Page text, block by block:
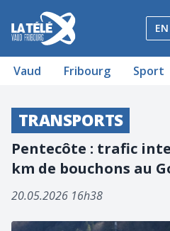
La Télé - Télévision
Vaud Fribourg Sport
TRANSPORTS
Pentecôte : trafic
km de bouchons au
20.05.2026 16h38